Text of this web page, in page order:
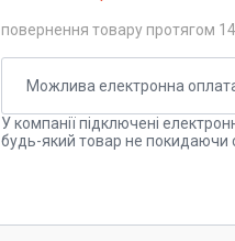
повернення товару протягом 14
У компанії підключені
будь-який товар не покидаючи